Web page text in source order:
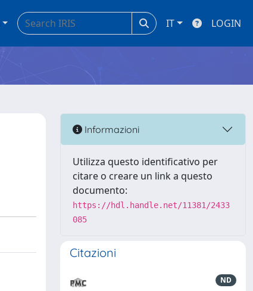
IT LOGIN
Informazioni
Utilizza questo identificativo per
citare o creare un link a questo
documento:
https://hdl.handle.net/11381/2433
085
Citazioni
ND